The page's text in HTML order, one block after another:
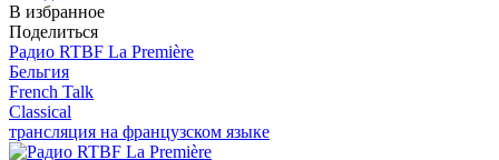
В избранное
Поделиться
Радио RTBF La Première
Бельгия
French Talk
Classical
трансляция на французском языке